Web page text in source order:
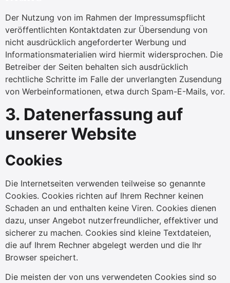
Der Nutzung von im Rahmen der Impressumspflicht
veröffentlichten Kontaktdaten zur Übersendung von
nicht ausdrücklich angeforderter Werbung und
Informationsmaterialien wird hiermit widersprochen. Die
Betreiber der Seiten behalten sich ausdrücklich
rechtliche Schritte im Falle der unverlangten Zusendung
von Werbeinformationen, etwa durch Spam-E-Mails, vor.
3. Datenerfassung auf
unserer Website
Cookies
Die Internetseiten verwenden teilweise so genannte
Cookies. Cookies richten auf Ihrem Rechner keinen
Schaden an und enthalten keine Viren. Cookies dienen
dazu, unser Angebot nutzerfreundlicher, effektiver und
sicherer zu machen. Cookies sind kleine Textdateien,
die auf Ihrem Rechner abgelegt werden und die Ihr
Browser speichert.
Die meisten der von uns verwendeten Cookies sind so